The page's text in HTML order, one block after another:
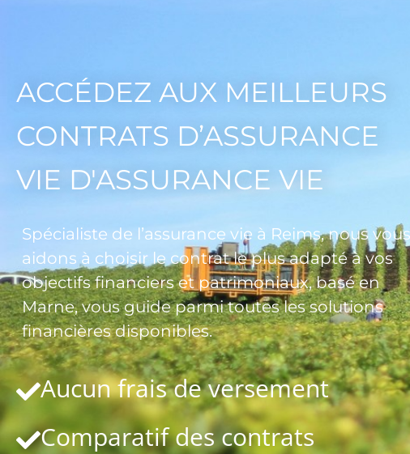
ACCÉDEZ AUX MEILLEURS
CONTRATS D’ASSURANCE
VIE D'ASSURANCE VIE
Spécialiste de l’assurance vie à Reims, nous vous
aidons à choisir le contrat le plus adapté à vos
objectifs financiers et patrimoniaux, basé en
Marne, vous guide parmi toutes les solutions
financières disponibles.
Aucun frais de versement
Comparatif des contrats